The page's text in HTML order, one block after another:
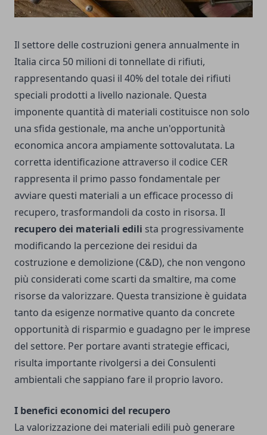
Il settore delle costruzioni genera annualmente in
Italia circa 50 milioni di tonnellate di rifiuti,
rappresentando quasi il 40% del totale dei rifiuti
speciali prodotti a livello nazionale. Questa
imponente quantità di materiali costituisce non solo
una sfida gestionale, ma anche un'opportunità
economica ancora ampiamente sottovalutata. La
corretta identificazione attraverso il codice CER
rappresenta il primo passo fondamentale per
avviare questi materiali a un efficace processo di
recupero, trasformandoli da costo in risorsa. Il
recupero dei materiali edili sta progressivamente
modificando la percezione dei residui da
costruzione e demolizione (C&D), che non vengono
più considerati come scarti da smaltire, ma come
risorse da valorizzare. Questa transizione è guidata
tanto da esigenze normative quanto da concrete
opportunità di risparmio e guadagno per le imprese
del settore. Per portare avanti strategie efficaci,
risulta importante rivolgersi a dei Consulenti
ambientali che sappiano fare il proprio lavoro.
I benefici economici del recupero
La valorizzazione dei materiali edili può generare